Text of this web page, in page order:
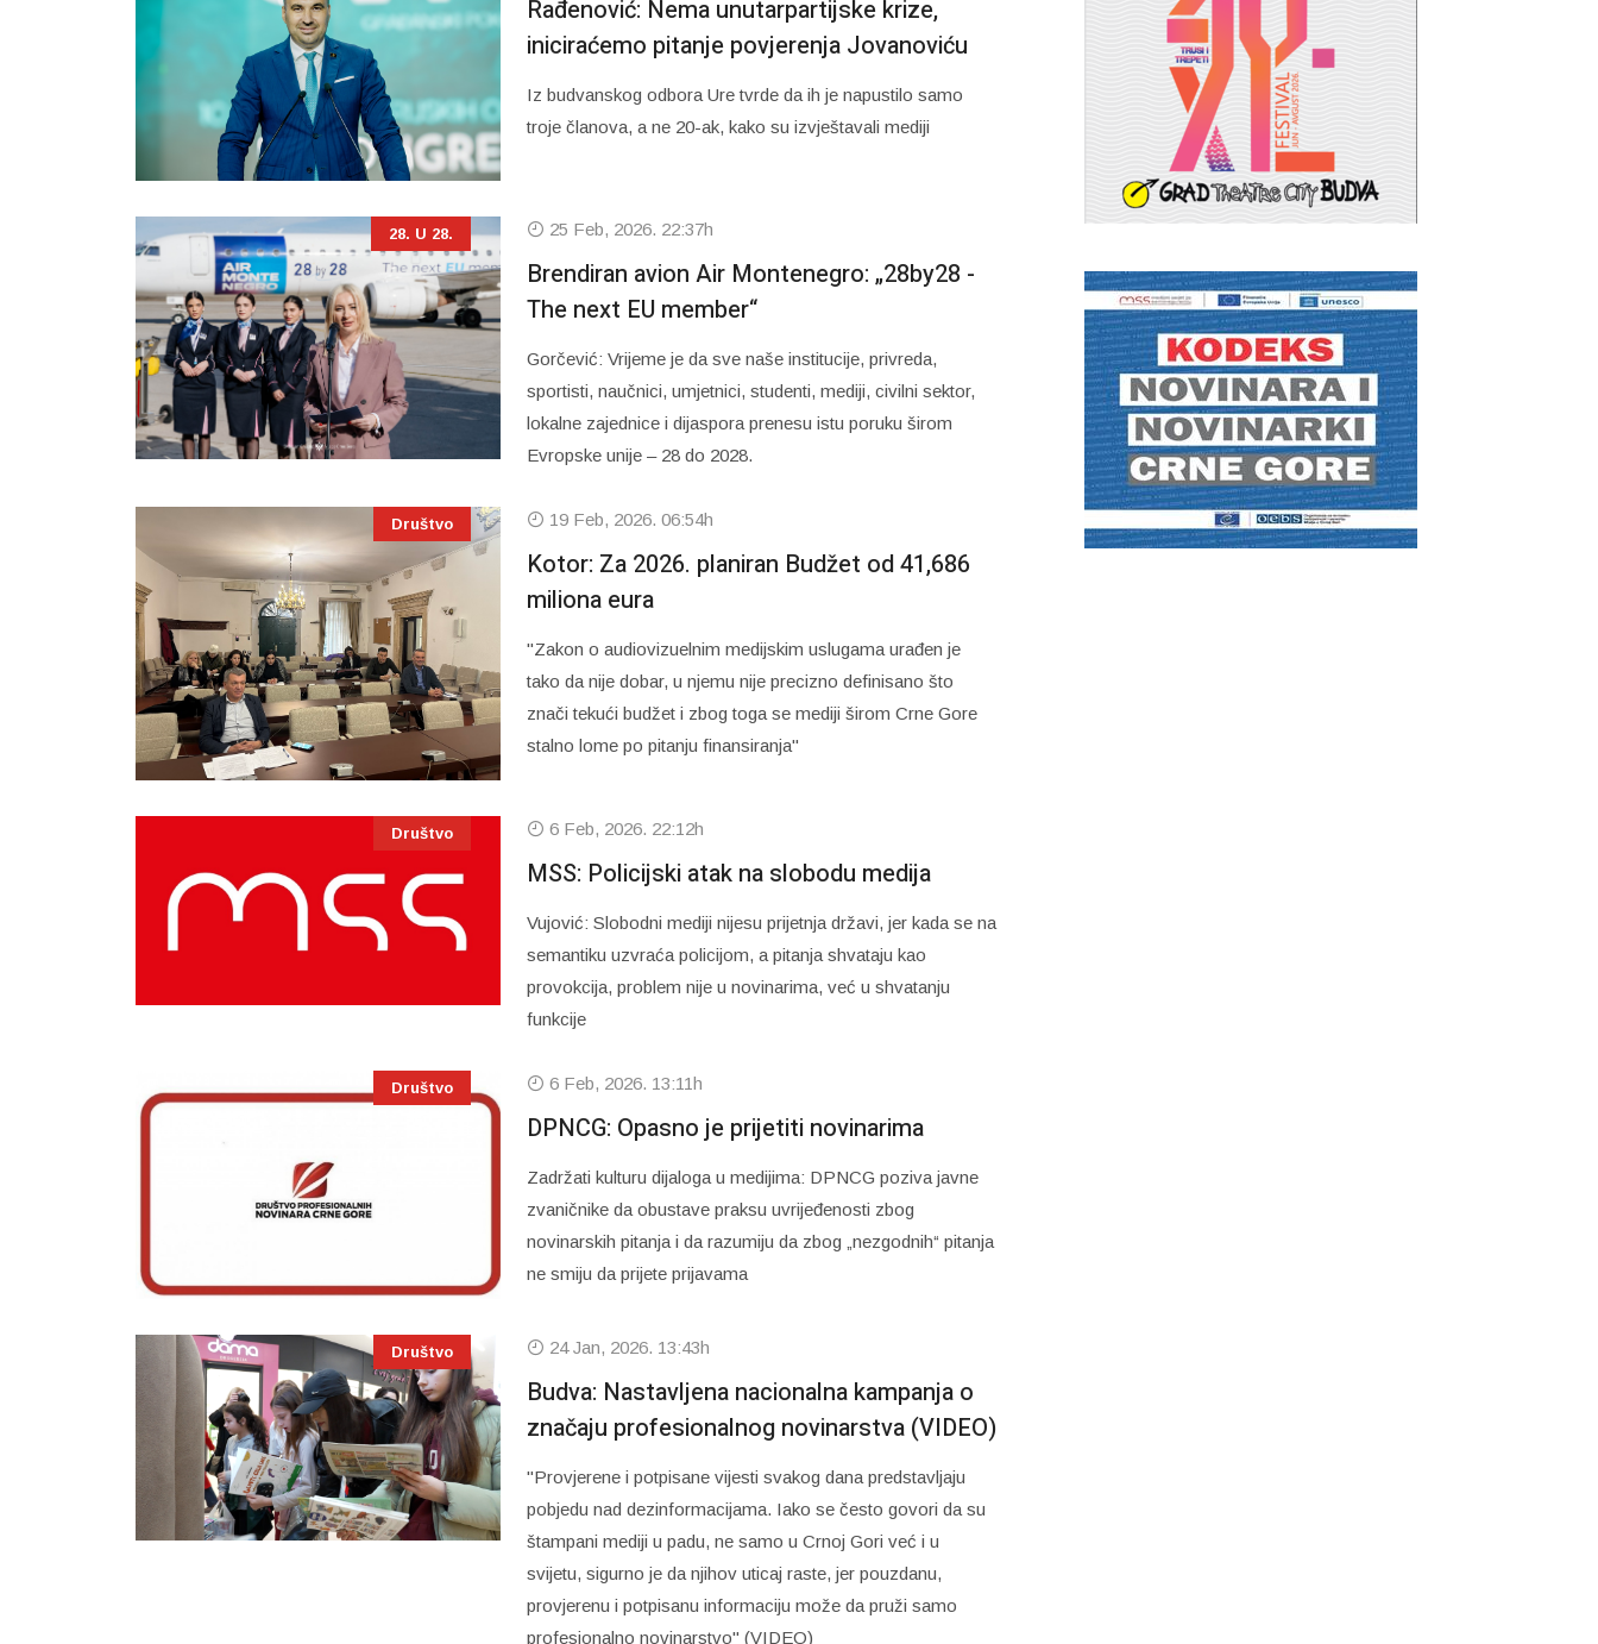
Rađenović: Nema unutarpartijske krize,
iniciraćemo pitanje povjerenja Jovanoviću
Iz budvanskog odbora Ure tvrde da ih je napustilo samo
troje članova, a ne 20-ak, kako su izvještavali mediji
28. U 28. 25 Feb, 2026. 22:37h
Brendiran avion Air Montenegro: „28by28 -
The next EU member“
Gorčević: Vrijeme je da sve naše institucije, privreda,
sportisti, naučnici, umjetnici, studenti, mediji, civilni sektor,
lokalne zajednice i dijaspora prenesu istu poruku širom
Evropske unije – 28 do 2028.
Društvo 19 Feb, 2026. 06:54h
Kotor: Za 2026. planiran Budžet od 41,686
miliona eura
"Zakon o audiovizuelnim medijskim uslugama urađen je
tako da nije dobar, u njemu nije precizno definisano što
znači tekući budžet i zbog toga se mediji širom Crne Gore
stalno lome po pitanju finansiranja"
Društvo 6 Feb, 2026. 22:12h
MSS: Policijski atak na slobodu medija
Vujović: Slobodni mediji nijesu prijetnja državi, jer kada se na
semantiku uzvraća policijom, a pitanja shvataju kao
provokcija, problem nije u novinarima, već u shvatanju
funkcije
Društvo 6 Feb, 2026. 13:11h
DPNCG: Opasno je prijetiti novinarima
Zadržati kulturu dijaloga u medijima: DPNCG poziva javne
zvaničnike da obustave praksu uvrijeđenosti zbog
novinarskih pitanja i da razumiju da zbog „nezgodnih“ pitanja
ne smiju da prijete prijavama
Društvo 24 Jan, 2026. 13:43h
Budva: Nastavljena nacionalna kampanja o
značaju profesionalnog novinarstva (VIDEO)
"Provjerene i potpisane vijesti svakog dana predstavljaju
pobjedu nad dezinformacijama. Iako se često govori da su
štampani mediji u padu, ne samo u Crnoj Gori već i u
svijetu, sigurno je da njihov uticaj raste, jer pouzdanu,
provjerenu i potpisanu informaciju može da pruži samo
profesionalno novinarstvo" (VIDEO)